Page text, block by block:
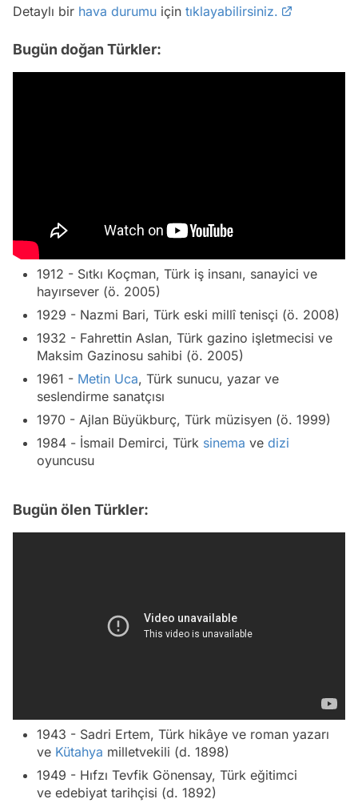
Detaylı bir hava durumu için tıklayabilirsiniz.
Bugün doğan Türkler:
1912 - Sıtkı Koçman, Türk iş insanı, sanayici ve
hayırsever (ö. 2005)
1929 - Nazmi Bari, Türk eski millî tenisçi (ö. 2008)
1932 - Fahrettin Aslan, Türk gazino işletmecisi ve
Maksim Gazinosu sahibi (ö. 2005)
1961 - Metin Uca, Türk sunucu, yazar ve
seslendirme sanatçısı
1970 - Ajlan Büyükburç, Türk müzisyen (ö. 1999)
1984 - İsmail Demirci, Türk sinema ve dizi
oyuncusu
Bugün ölen Türkler:
1943 - Sadri Ertem, Türk hikâye ve roman yazarı
ve Kütahya milletvekili (d. 1898)
1949 - Hıfzı Tevfik Gönensay, Türk eğitimci
ve edebiyat tarihçisi (d. 1892)